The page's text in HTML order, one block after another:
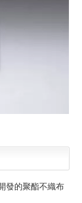
發的聚酯不織布